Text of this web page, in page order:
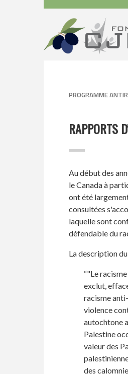
PROGRAMME
RAPPORTS
Au début des
le Canada à
ont été
consultées
laquelle sont
défendable du
La description
“"Le
exclut,
racisme
violence
autochtone
Palestine
valeur des
des